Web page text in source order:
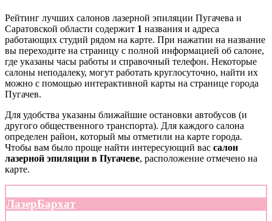
Рейтинг лучших салонов лазерной эпиляции Пугачева и
Саратовской области содержит 1 названия и адреса
работающих студий рядом на карте. При нажатии на название
вы переходите на страницу с полной информацией об салоне,
где указаны часы работы и справочный телефон. Некоторые
салоны неподалеку, могут работать круглосуточно, найти их
можно с помощью интерактивной карты на странице города
Пугачев.
Для удобства указаны ближайшие остановки автобусов (и
другого общественного транспорта). Для каждого салона
определен район, который мы отметили на карте города.
Чтобы вам было проще найти интересующий вас салон
лазерной эпиляции в Пугачеве, расположение отмечено на
карте.
ЛазерБархат